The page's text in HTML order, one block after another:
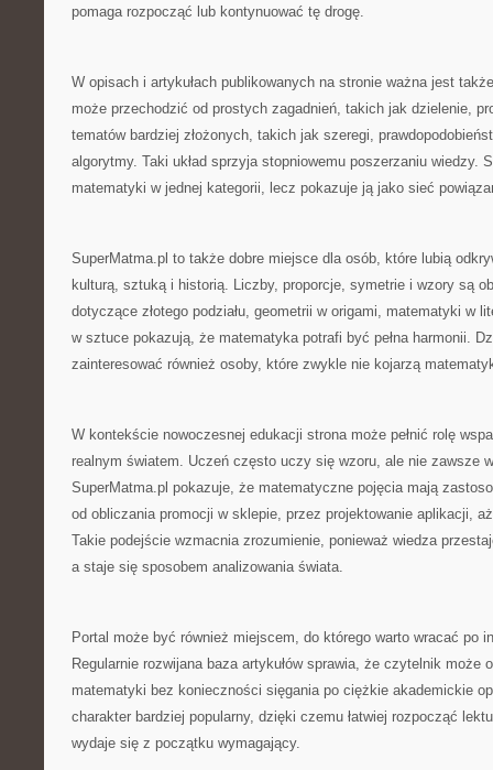
pomaga rozpocząć lub kontynuować tę drogę.
W opisach i artykułach publikowanych na stronie ważna jest
może przechodzić od prostych zagadnień, takich jak dzielenie,
tematów bardziej złożonych, takich jak szeregi,
algorytmy. Taki układ sprzyja stopniowemu poszerzaniu wiedzy.
matematyki w jednej kategorii, lecz pokazuje ją jako sieć
SuperMatma.pl to także dobre miejsce dla osób, które lubią
kulturą, sztuką i historią. Liczby, proporcje, symetrie i wzory są
dotyczące złotego podziału, geometrii w origami, matematyki w
w sztuce pokazują, że matematyka potrafi być pełna harmonii.
zainteresować również osoby, które zwykle nie kojarzą
W kontekście nowoczesnej edukacji strona może pełnić rolę
realnym światem. Uczeń często uczy się wzoru, ale nie zawsze
SuperMatma.pl pokazuje, że matematyczne pojęcia mają
od obliczania promocji w sklepie, przez projektowanie aplikacji,
Takie podejście wzmacnia zrozumienie, ponieważ wiedza
a staje się sposobem analizowania świata.
Portal może być również miejscem, do którego warto wracać po
Regularnie rozwijana baza artykułów sprawia, że czytelnik może
matematyki bez konieczności sięgania po ciężkie akademickie
charakter bardziej popularny, dzięki czemu łatwiej rozpocząć
wydaje się z początku wymagający.